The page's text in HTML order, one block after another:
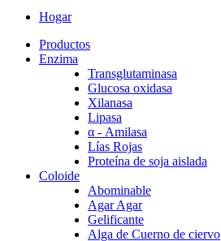
Hogar
Productos
Enzima
Transglutaminasa
Glucosa oxidasa
Xilanasa
Lipasa
α - Amilasa
Lías Rojas
Proteína de soja aislada
Coloide
Abominable
Agar Agar
Gelificante
Alga de Cuerno de ciervo